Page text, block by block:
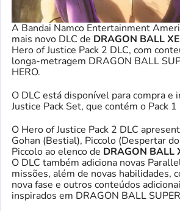
A Bandai Namco Entertainment
mais novo DLC de DRAGON BALL
Hero of Justice Pack 2 DLC, com
longa-metragem DRAGON BALL
HERO.
O DLC está disponível para compra e
Justice Pack Set, que contém o Pack 1
O Hero of Justice Pack 2 DLC
Gohan (Bestial), Piccolo (Despertar
Piccolo ao elenco de DRAGON BALL
O DLC também adiciona novas
missões, além de novas habilidades,
nova fase e outros conteúdos
inspirados em DRAGON BALL